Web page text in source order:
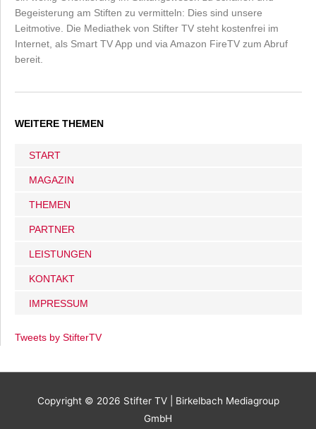
Begeisterung am Stiften zu vermitteln: Dies sind unsere
Leitmotive. Die Mediathek von Stifter TV steht kostenfrei im
Internet, als Smart TV App und via Amazon FireTV zum Abruf
bereit.
WEITERE THEMEN
START
MAGAZIN
THEMEN
PARTNER
LEISTUNGEN
KONTAKT
IMPRESSUM
Tweets by StifterTV
Copyright © 2026 Stifter TV| Birkelbach Mediagroup
GmbH